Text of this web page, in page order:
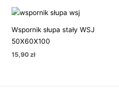
Wspornik słupa stały WSJ
50X60X100
15,90 zł